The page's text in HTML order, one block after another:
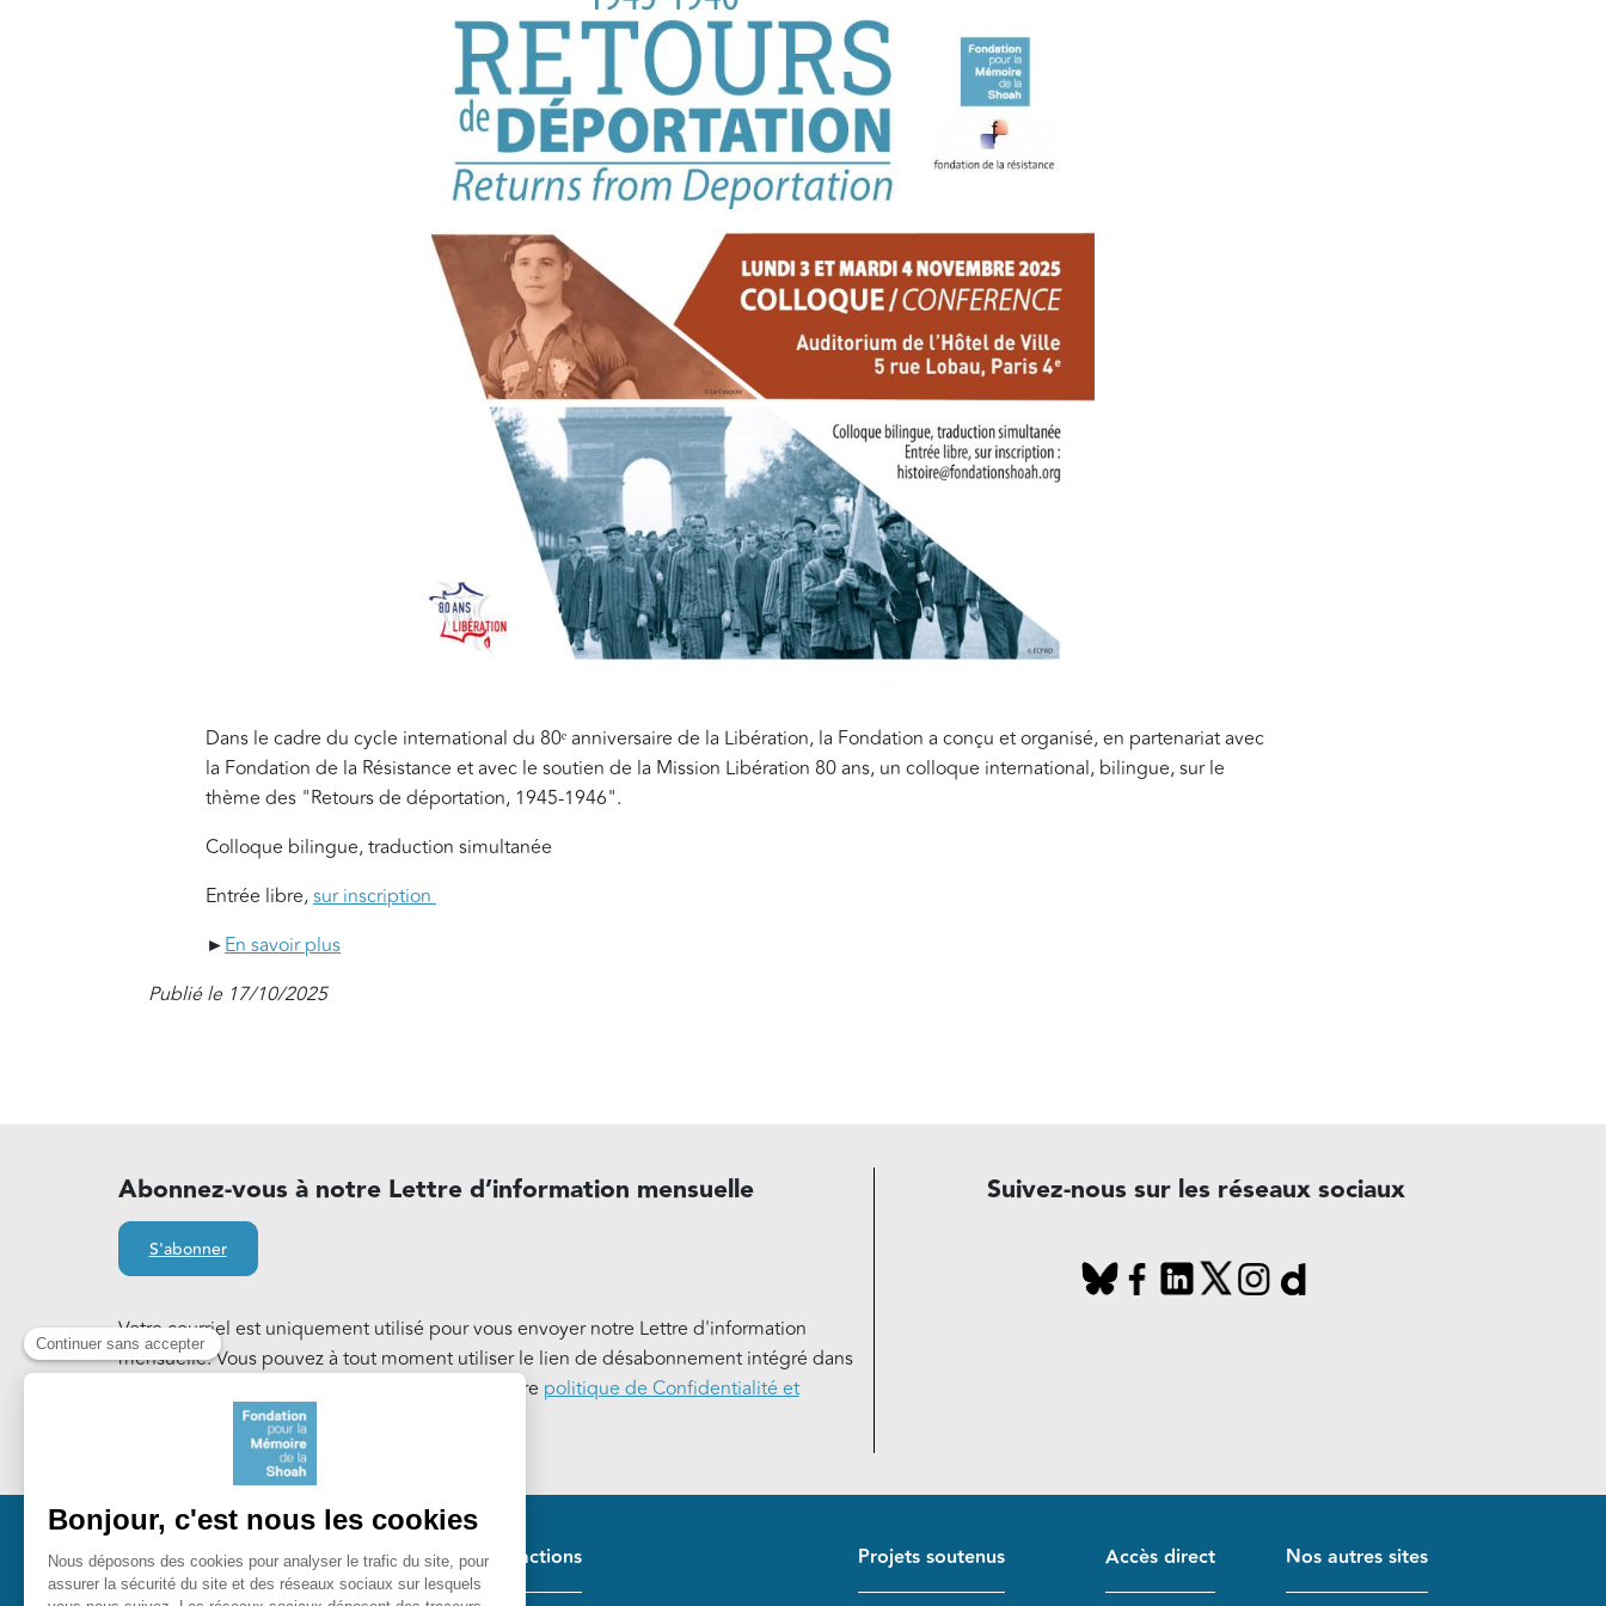
Dans le cadre du cycle international du 80ᵉ anniversaire de la Libération, la Fondation a conçu et organisé, en partenariat avec
la Fondation de la Résistance et avec le soutien de la Mission Libération 80 ans, un colloque international, bilingue, sur le
thème des "Retours de déportation, 1945-1946".
Colloque bilingue, traduction simultanée
Entrée libre,sur inscription
►En savoir plus
Publié le 17/10/2025
Abonnez-vous à notre Lettre d’information mensuelle
S'abonner
Votre courriel est uniquement utilisé pour vous envoyer notre Lettre d'information
mensuelle. Vous pouvez à tout moment utiliser le lien de désabonnement intégré dans
notre Lettre d'information. En savoir plus sur notre politique de Confidentialité et
Suivez-nous sur les réseaux sociaux
Pied de page
Nos actions Projets soutenus Accès direct Nos autres sites